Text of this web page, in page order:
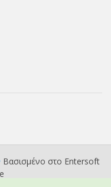
Βασισμένο στο Entersoft